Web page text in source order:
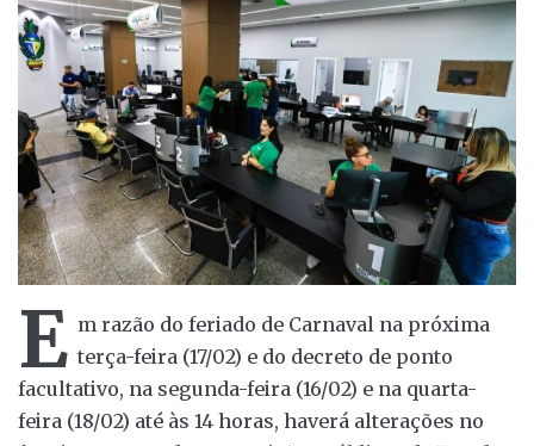
E m razão do feriado de Carnaval na próxima
terça-feira (17/02) e do decreto de ponto
facultativo, na segunda-feira (16/02) e na quarta-
feira (18/02) até às 14 horas, haverá alterações no